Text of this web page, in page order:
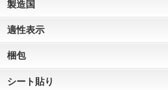
製造国
適性表示
梱包
シート貼り